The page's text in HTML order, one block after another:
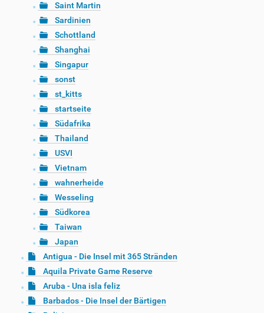
Saint Martin
Sardinien
Schottland
Shanghai
Singapur
sonst
st_kitts
startseite
Südafrika
Thailand
USVI
Vietnam
wahnerheide
Wesseling
Südkorea
Taiwan
Japan
Antigua - Die Insel mit 365 Stränden
Aquila Private Game Reserve
Aruba - Una isla feliz
Barbados - Die Insel der Bärtigen